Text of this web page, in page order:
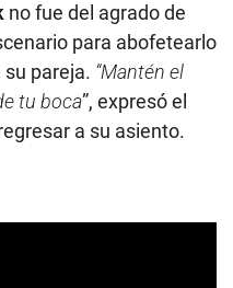
no fue del agrado de
para abofetearlo
pareja. “Mantén el
tu boca”, expresó el
a su asiento.